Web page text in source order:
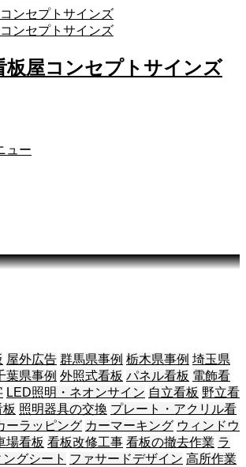
ュー
屋外広告 群馬県事例 栃木県事例 埼玉県
葉県事例 外照式看板 パネル看板 電飾看
LED照明・ネオンサイン 自立看板 野立看
照明器具の交換 プレート・アクリル看
ーラッピング カーマーキング ウィンドウ
場看板 看板改修工事 看板の撤去作業 ラ
グシート ファサードデザイン 高所作業